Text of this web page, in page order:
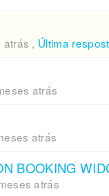
atrás , Última
atrás
atrás
BOOKING
atrás